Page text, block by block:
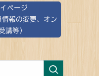
ページ
情報の変更、オン
講等）